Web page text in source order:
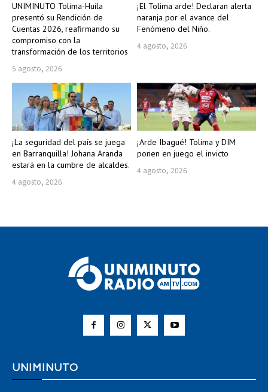
UNIMINUTO Tolima-Huila
presentó su Rendición de
Cuentas 2026, reafirmando su
compromiso con la
transformación de los territorios
5 agosto, 2026
¡El Tolima arde! Declaran alerta
naranja por el avance del
Fenómeno del Niño.
4 agosto, 2026
¡La seguridad del país se juega
en Barranquilla! Johana Aranda
estará en la cumbre de alcaldes.
4 agosto, 2026
¡Arde Ibagué! Tolima y DIM
ponen en juego el invicto
4 agosto, 2026
UNIMINUTO